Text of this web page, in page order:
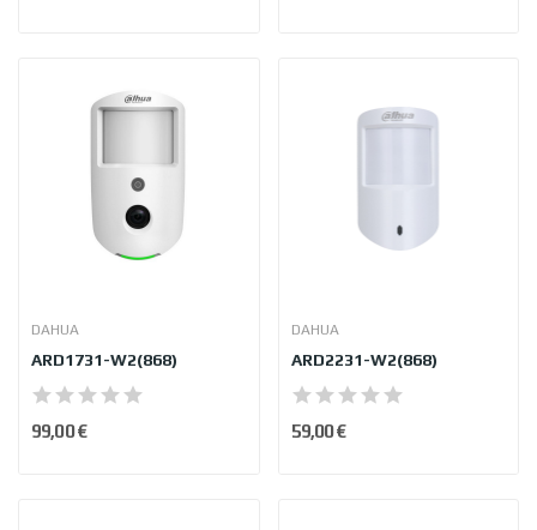
DAHUA
ARD1731-W2(868)
99,00 €
DAHUA
ARD2231-W2(868)
59,00 €